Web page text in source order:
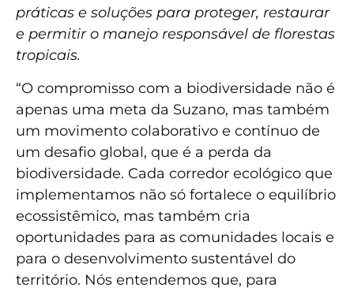
práticas e soluções para proteger, restaurar
e permitir o manejo responsável de florestas
tropicais.
“O compromisso com a biodiversidade não é
apenas uma meta da Suzano, mas também
um movimento colaborativo e contínuo de
um desafio global, que é a perda da
biodiversidade. Cada corredor ecológico que
implementamos não só fortalece o equilíbrio
ecossistêmico, mas também cria
oportunidades para as comunidades locais e
para o desenvolvimento sustentável do
território. Nós entendemos que, para